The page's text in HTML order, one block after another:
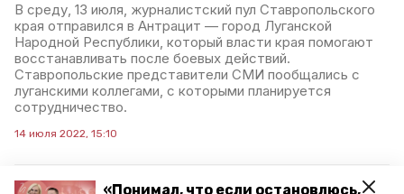
«Понимал, что если остановлюсь,
В среду, 13 июля, журналистский пул Ставропольского
края отправился в Антрацит — город Луганской
Народной Республики, который власти края помогают
восстанавливать после боевых действий.
Ставропольские представители СМИ пообщались с
луганскими коллегами, с которыми планируется
сотрудничество.
14 июля 2022, 15:10